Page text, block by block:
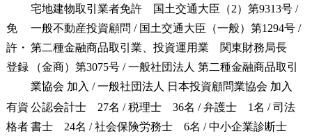
握するのに
集
・データ分
理、財務分
・各種新規
書、事業関
ータを作成
PowerPoint
免
許・
登録
宅地建物取引業者免許　国土交通大臣（2）第9313号 /
一般不動産投資顧問 / 国土交通大臣（一般）第1294号 /
第二種金融商品取引業、投資運用業　関東財務局長
（金商）第3075号 / 一般社団法人 第二種金融商品取引
業協会 加入 / 一般社団法人 日本投資顧問業協会 加入
有資
格者
公認会計士　27名 / 税理士　36名 / 弁護士　1名 / 司法
書士　24名 / 社会保険労務士　6名 / 中小企業診断士